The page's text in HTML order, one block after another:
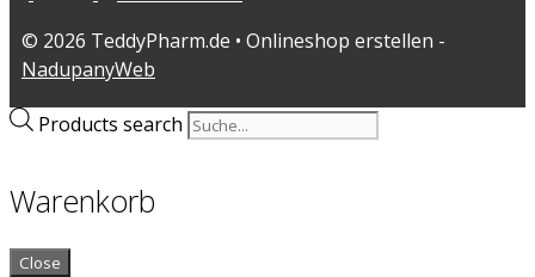
© 2026 TeddyPharm.de • Onlineshop erstellen -
NadupanyWeb
Products search
Warenkorb
Close